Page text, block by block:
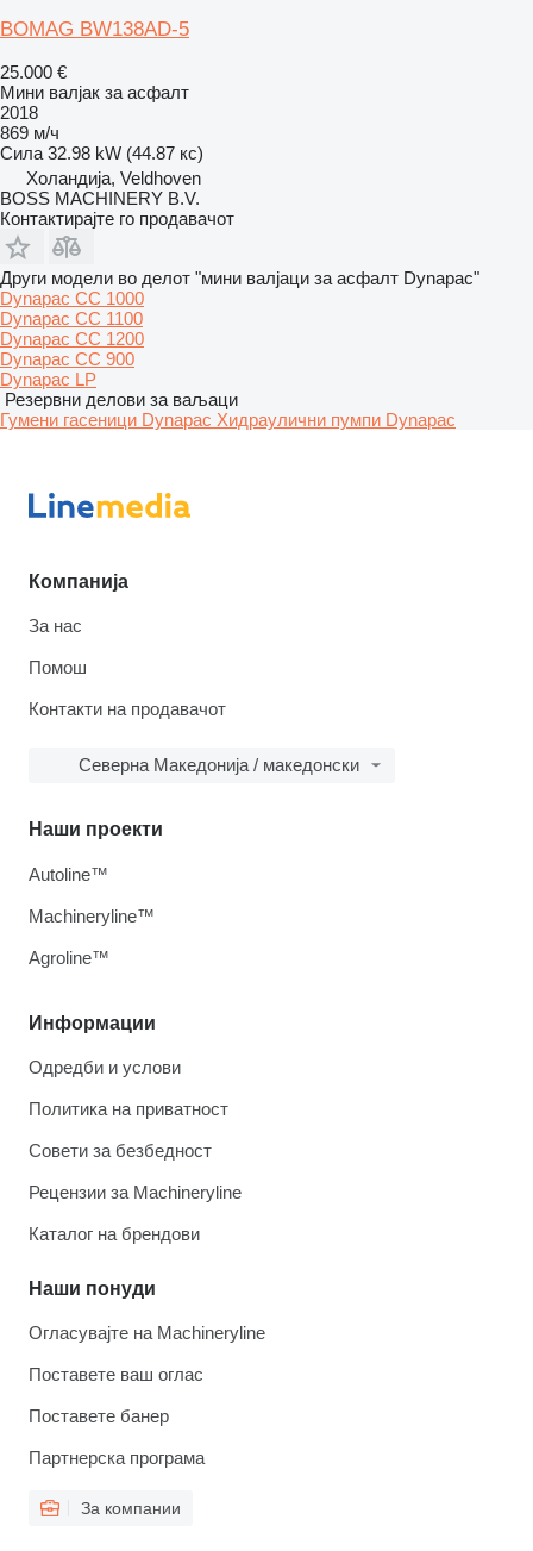
BOMAG BW138AD-5
25.000 €
Мини валјак за асфалт
2018
869 м/ч
Сила 32.98 kW (44.87 кс)
Холандија, Veldhoven
BOSS MACHINERY B.V.
Контактирајте го продавачот
Други модели во делот "мини валјаци за асфалт Dynapac"
Dynapac CC 1000
Dynapac CC 1100
Dynapac CC 1200
Dynapac CC 900
Dynapac LP
Резервни делови за ваљаци
Гумени гасеници Dynapac Хидраулични пумпи Dynapac
Компанија
За нас
Помош
Контакти на продавачот
Северна Македонија / македонски
Информации
Одредби и услови
Политика на приватност
Совети за безбедност
Рецензии за Machineryline
Каталог на брендови
Наши понуди
Огласувајте на Machineryline
Поставете ваш оглас
Поставете банер
Партнерска програма
За компании
Наши проекти
Autoline™
Machineryline™
Agroline™